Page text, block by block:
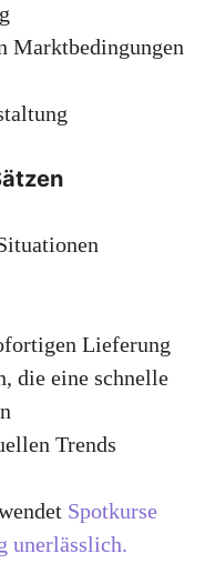
Marktbedingungen
Lieferung
die eine schnelle
Trends
Spotkurse
unerlässlich.